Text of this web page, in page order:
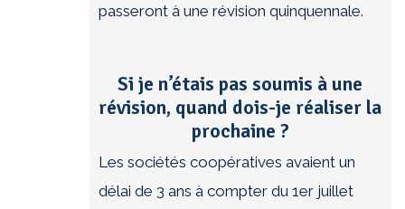
passeront à une révision quinquennale.
Si je n’étais pas soumis à une
révision, quand dois-je réaliser la
prochaine ?
Les sociétés coopératives avaient un
délai de 3 ans à compter du 1er juillet